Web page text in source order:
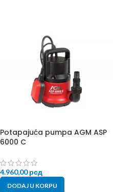
Potapajuća pumpa AGM ASP
6000 C
4.960,00рсд
DODAJ U KORPU